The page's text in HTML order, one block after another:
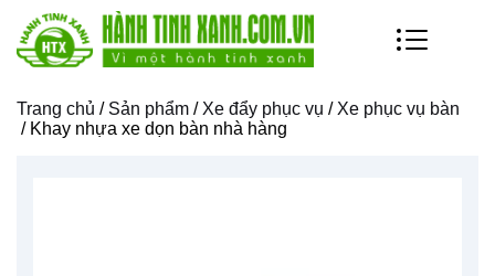
Trang chủ / Sản phẩm / Xe đẩy phục vụ / Xe phục vụ bàn
/ Khay nhựa xe dọn bàn nhà hàng